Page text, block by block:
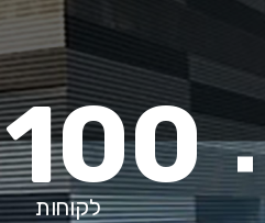
לקוחות